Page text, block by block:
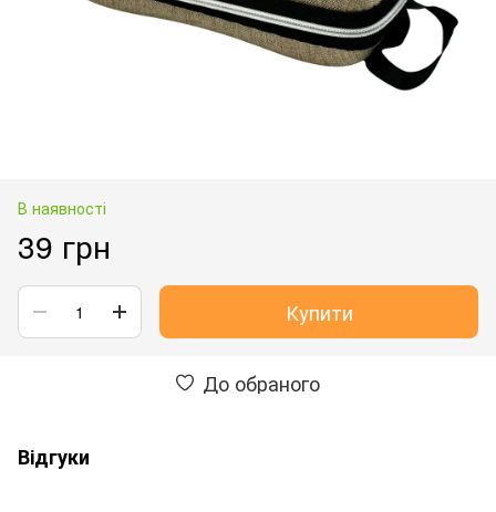
В наявності
39 грн
Купити
До обраного
Відгуки